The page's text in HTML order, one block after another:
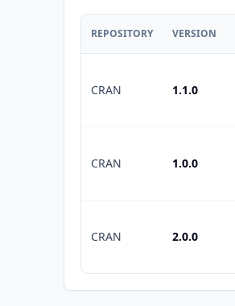
REPOSITORY VERSION
CRAN 1.1.0
CRAN 1.0.0
CRAN 2.0.0